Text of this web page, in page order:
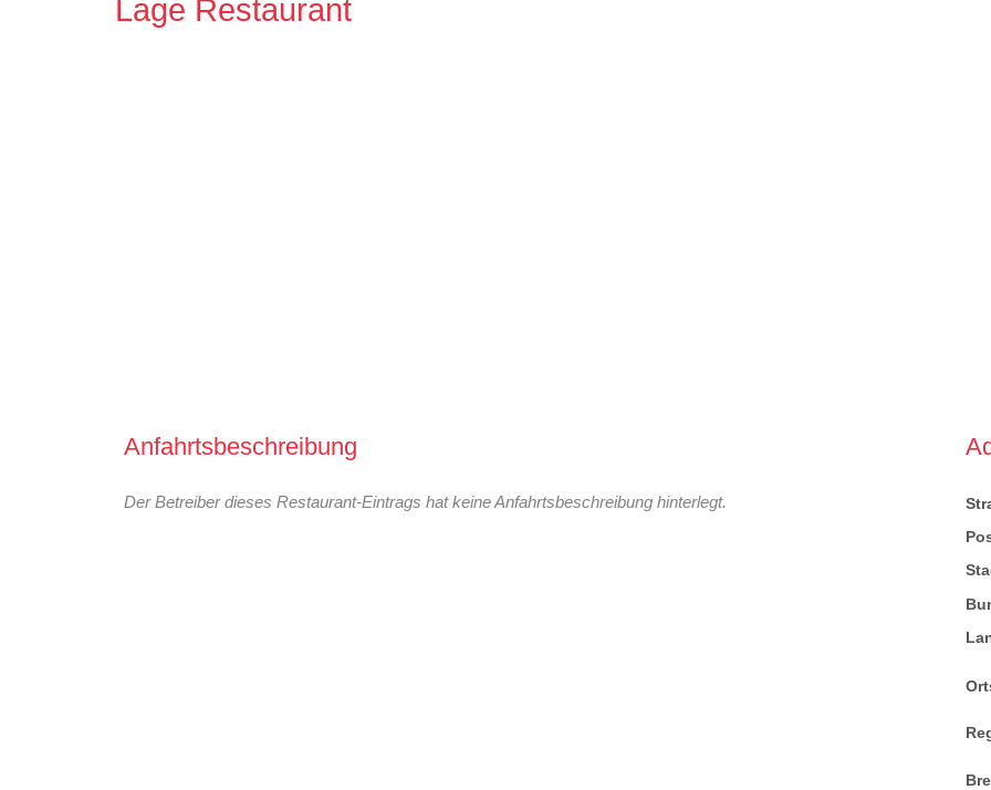
Lage Restaurant
Anfahrtsbeschreibung
Der Betreiber dieses Restaurant-Eintrags hat keine Anfahrtsbeschreibung hinterlegt.